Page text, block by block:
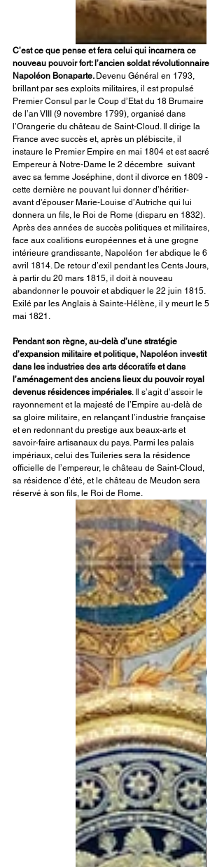
C’est ce que pense et fera celui qui incarnera ce
nouveau pouvoir fort: l’ancien soldat révolutionnaire
Napoléon Bonaparte. Devenu Général en 1793,
brillant par ses exploits militaires, il est propulsé
Premier Consul par le Coup d’Etat du 18 Brumaire
de l’an VIII (9 novembre 1799), organisé dans
l’Orangerie du château de Saint-Cloud. Il dirige la
France avec succès et, après un plébiscite, il
instaure le Premier Empire en mai 1804 et est sacré
Empereur à Notre-Dame le 2 décembre  suivant
avec sa femme Joséphine, dont il divorce en 1809 -
cette dernière ne pouvant lui donner d’héritier-
avant d'épouser Marie-Louise d’Autriche qui lui
donnera un fils, le Roi de Rome (disparu en 1832).
Après des années de succès politiques et militaires,
face aux coalitions européennes et à une grogne
intérieure grandissante, Napoléon 1er abdique le 6
avril 1814. De retour d’exil pendant les Cents Jours,
à partir du 20 mars 1815, il doit à nouveau
abandonner le pouvoir et abdiquer le 22 juin 1815.
Exilé par les Anglais à Sainte-Hélène, il y meurt le 5
mai 1821.
Pendant son règne, au-delà d’une stratégie
d’expansion militaire et politique, Napoléon investit
dans les industries des arts décoratifs et dans
l’aménagement des anciens lieux du pouvoir royal
devenus résidences impériales . Il s’agit d’assoir le
rayonnement et la majesté de l’Empire au-delà de
sa gloire militaire, en relançant l’industrie française
et en redonnant du prestige aux beaux-arts et
savoir-faire artisanaux du pays. Parmi les palais
impériaux, celui des Tuileries sera la résidence
officielle de l’empereur, le château de Saint-Cloud,
sa résidence d’été, et le château de Meudon sera
réservé à son fils, le Roi de Rome.